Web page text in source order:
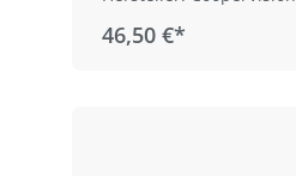
46,50 €*